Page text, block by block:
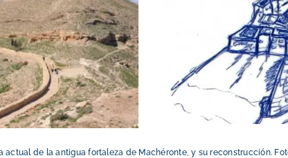
actual de la antigua fortaleza de Machéronte,y su reconstrucción.